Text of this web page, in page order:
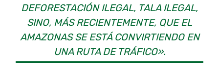
DEFORESTACIÓN ILEGAL, TALA ILEGAL,
SINO, MÁS RECIENTEMENTE, QUE EL
AMAZONAS SE ESTÁ CONVIRTIENDO EN
UNA RUTA DE TRÁFICO».